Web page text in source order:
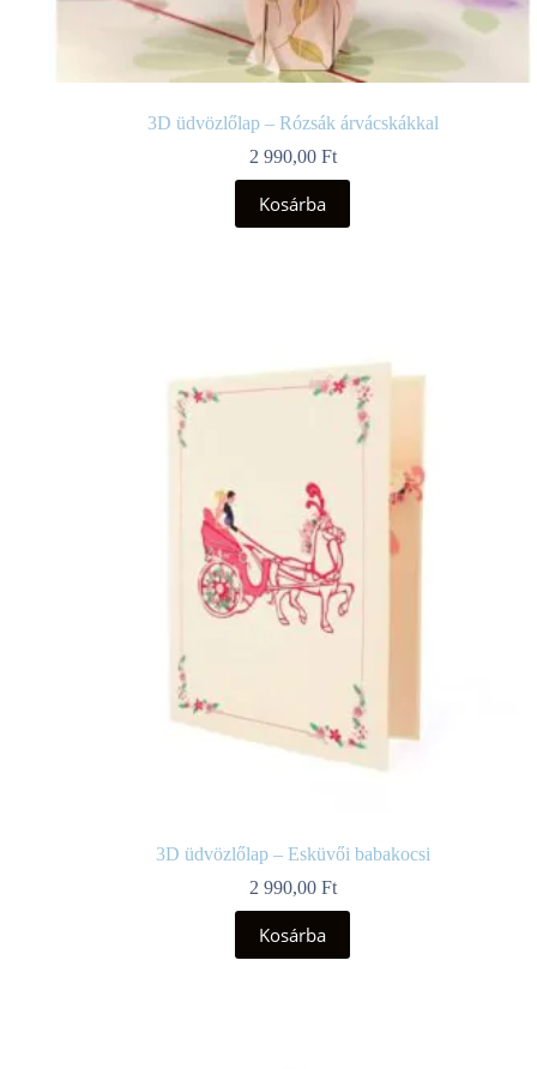
3D üdvözlőlap – Rózsák árvácskákkal
2 990,00 Ft
Kosárba
3D üdvözlőlap – Esküvői babakocsi
2 990,00 Ft
Kosárba